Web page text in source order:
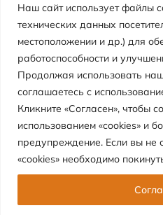
Наш сайт использует файлы
технических данных
местоположении и др.) для
работоспособности и
Продолжая использовать
соглашаетесь с
Кликните «Согласен», чтобы
использованием «cookies» и
предупреждение. Если вы не
«cookies» необходимо
Версия сайта
Муниципальное